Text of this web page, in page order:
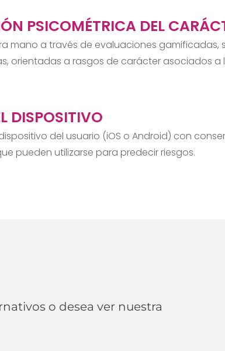
PSICOMÉTRICA DEL
mano a través de evaluaciones gamificadas,
orientadas a rasgos de carácter asociados a
DISPOSITIVO
del usuario (iOS o Android) con
pueden utilizarse para predecir riesgos.
o desea ver nuestra